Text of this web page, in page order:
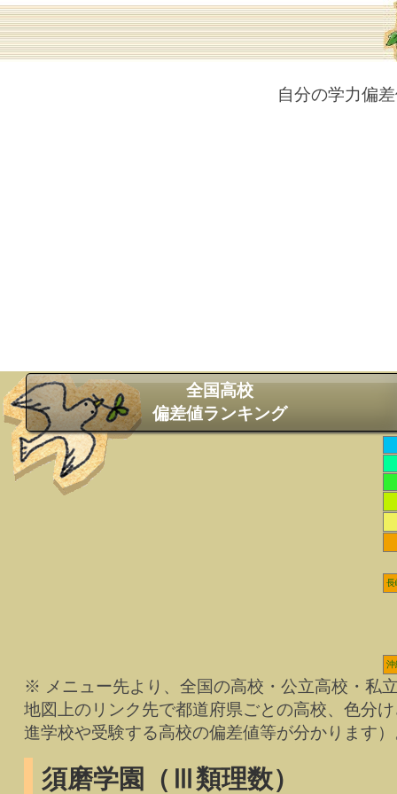
自分の学力偏
全国高校
偏差値ランキング
長
沖
※ メニュー先より、全国の高校・公立高校・私
地図上のリンク先で都道府県ごとの高校、色分
進学校や受験する高校の偏差値等が分かります
須磨学園（Ⅲ類理数）